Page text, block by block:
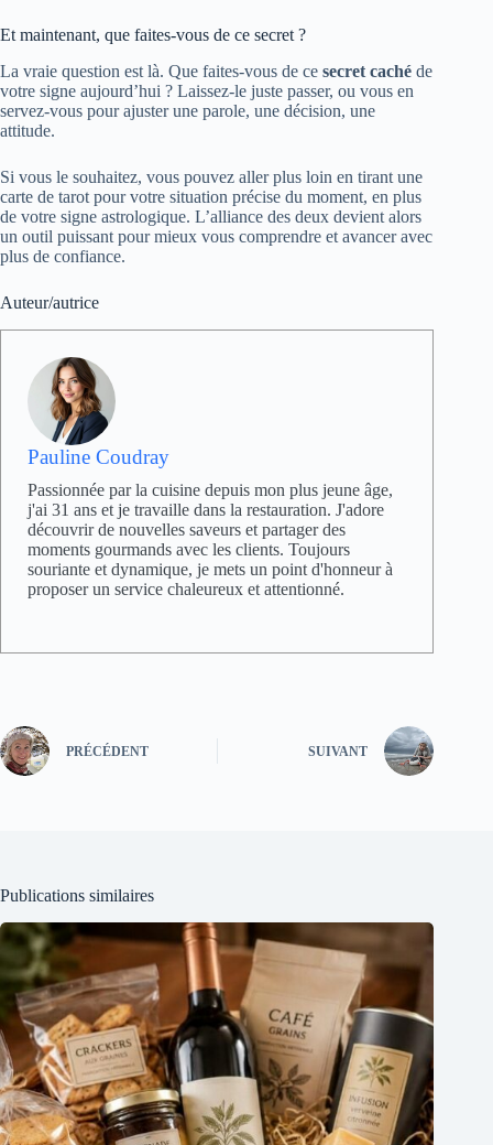
Et maintenant, que faites-vous de ce secret ?
La vraie question est là. Que faites-vous de ce secret caché de
votre signe aujourd’hui ? Laissez-le juste passer, ou vous en
servez-vous pour ajuster une parole, une décision, une
attitude.
Si vous le souhaitez, vous pouvez aller plus loin en tirant une
carte de tarot pour votre situation précise du moment, en plus
de votre signe astrologique. L’alliance des deux devient alors
un outil puissant pour mieux vous comprendre et avancer avec
plus de confiance.
Auteur/autrice
Pauline Coudray
Passionnée par la cuisine depuis mon plus jeune âge,
j'ai 31 ans et je travaille dans la restauration. J'adore
découvrir de nouvelles saveurs et partager des
moments gourmands avec les clients. Toujours
souriante et dynamique, je mets un point d'honneur à
proposer un service chaleureux et attentionné.
PRÉCÉDENT SUIVANT
Publications similaires